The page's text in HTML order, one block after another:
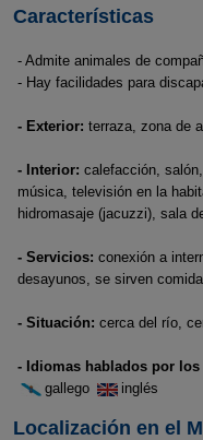
Características
- Admite animales de
- Hay facilidades para
- Exterior: terraza, zona de
- Interior: calefacción,
música, televisión en la
hidromasaje (jacuzzi), sala
- Servicios: conexión a
desayunos, se sirven
- Situación: cerca del río,
- Idiomas hablados por
gallego
inglés
Localización en el